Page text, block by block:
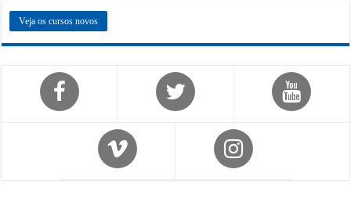
Veja os cursos novos